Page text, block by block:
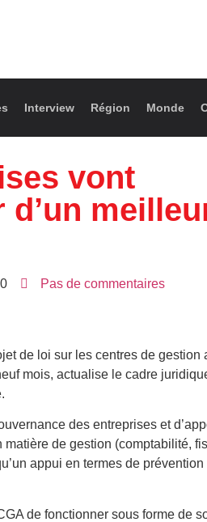
Interview Région Monde
vont
Pas de commentaires
de loi sur les centres de gestion
mois, actualise le cadre
des entreprises et
de gestion (comptabilité,
appui en termes de prévention
de fonctionner sous forme de